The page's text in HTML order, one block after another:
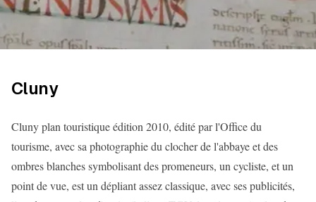
Cluny
Cluny plan touristique édition 2010, édité par l'Office du
tourisme, avec sa photographie du clocher de l'abbaye et des
ombres blanches symbolisant des promeneurs, un cycliste, et un
point de vue, est un dépliant assez classique, avec ses publicités,